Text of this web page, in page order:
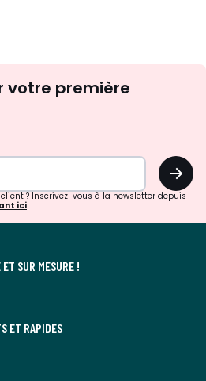
d'inspirations
surprises?
votre première
OK
? Inscrivez-vous à la newsletter depuis
ici
SUR MESURE !
ET RAPIDES